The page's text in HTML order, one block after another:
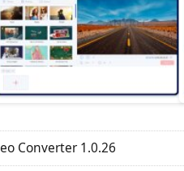
Converter 1.0.26